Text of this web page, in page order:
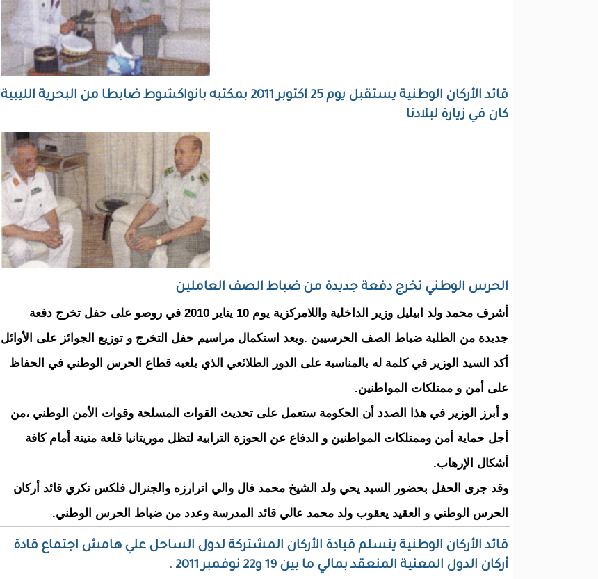
قائد الأركان الوطنية يستقبل يوم 25 اكتوبر 2011 بمكتبه بانواكشوط ضابطا من البحرية الليبية
كان في زيارة لبلادنا
الحرس الوطني تخرج دفعة جديدة من ضباط الصف العاملين
أشرف محمد ولد ابيليل وزير الداخلية واللامركزية يوم 10 يناير 2010 في روصو على حفل تخرج دفعة
جديدة من الطلبة ضباط الصف الحرسيين .وبعد استكمال مراسيم حفل التخرج و توزيع الجوائز على الأوائل
أكد السيد الوزير في كلمة له بالمناسبة على الدور الطلائعي الذي يلعبه قطاع الحرس الوطني في الحفاظ
على أمن و ممتلكات المواطنين.
و أبرز الوزير في هذا الصدد أن الحكومة ستعمل على تحديث القوات المسلحة وقوات الأمن الوطني ،من
أجل حماية أمن وممتلكات المواطنين و الدفاع عن الحوزة الترابية لتظل موريتانيا قلعة متينة أمام كافة
أشكال الإرهاب.
وقد جرى الحفل بحضور السيد يحي ولد الشيخ محمد فال والي اترارزه والجنرال فلكس نكري قائد أركان
الحرس الوطني و العقيد يعقوب ولد محمد عالي قائد المدرسة وعدد من ضباط الحرس الوطني.
قائد الأركان الوطنية يتسلم قيادة الأركان المشتركة لدول الساحل علي هامش اجتماع قادة
أركان الدول المعنية المنعقد بمالي ما بين 19 و22 نوفمبر 2011 .